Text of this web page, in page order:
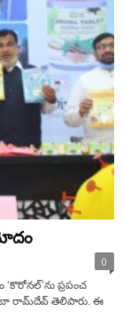
0
ప్ర‌పంచ
రామ్‌దేవ్ తెలిపారు. ఈ